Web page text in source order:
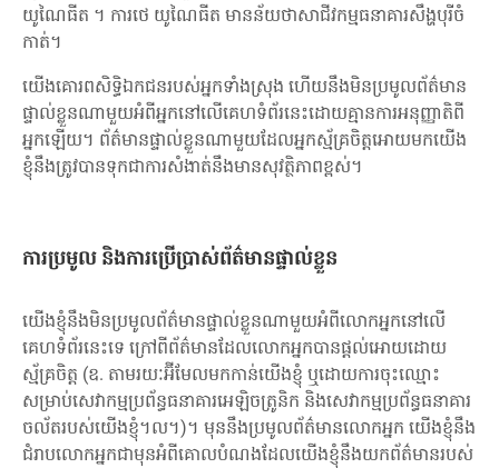
យូណៃធីត ។ ការថេ យូណៃធីត មានន័យថាសាជីវកម្មធនាគារសឹង្ហបុរីចំ
កាត់។
យើងគោរពសិទ្ធិឯកជនរបស់អ្នកទាំងស្រុង ហើយនឹងមិនប្រមូលព័ត៌មាន
ផ្ទាល់ខ្លួនណាមួយអំពីអ្នកនៅលើគេហទំព័រនេះដោយគ្មានការអនុញ្ញាតិពី
អ្នកឡើយ។ ព័ត៌មានផ្ទាល់ខ្លួនណាមួយដែលអ្នកស្ម័គ្រចិត្តអោយមកយើង
ខ្ញុំនឹងត្រូវបានទុកជាការសំងាត់នឹងមានសុវត្ថិភាពខ្ពស់។
ការប្រមូល និងការប្រើប្រាស់ព័ត៌មានផ្ទាល់ខ្លួន
យើងខ្ញុំនឹងមិនប្រមូលព័ត៌មានផ្ទាល់ខ្លួនណាមួយអំពីលោកអ្នកនៅលើ
គេហទំព័រនេះទេ ក្រៅពីព័ត៌មានដែលលោកអ្នកបានផ្តល់អោយដោយ
ស្ម័គ្រចិត្ត (ឧ. តាមរយៈអ៊ីមែលមកកាន់យើងខ្ញុំ ឬដោយការចុះឈ្មោះ
សម្រាប់សេវាកម្មប្រព័ន្ធធនាគារអេឡិចត្រូនិក និងសេវាកម្មប្រព័ន្ធធនាគារ
ចល័តរបស់យើងខ្ញុំ។ល។)។ មុននឹងប្រមូលព័ត៌មានលោកអ្នក យើងខ្ញុំនឹង
ជំរាបលោកអ្នកជាមុនអំពីគោលបំណងដែលយើងខ្ញុំនឹងយកព័ត៌មានរបស់